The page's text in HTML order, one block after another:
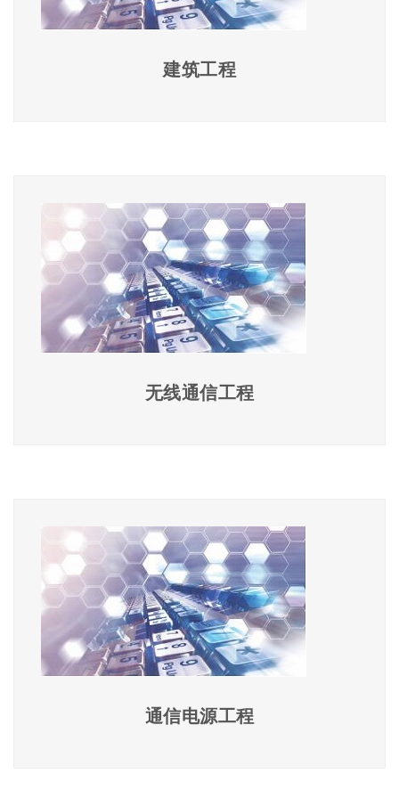
建筑工程
无线通信工程
通信电源工程